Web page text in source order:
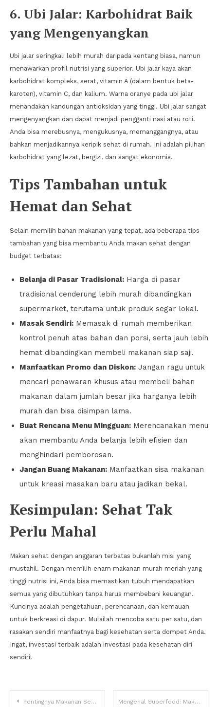
6. Ubi Jalar: Karbohidrat Baik
yang Mengenyangkan
Ubi jalar seringkali lebih murah daripada kentang biasa, namun
menawarkan profil nutrisi yang superior. Ubi jalar kaya akan
karbohidrat kompleks, serat, vitamin A (dalam bentuk beta-
karoten), vitamin C, dan kalium. Warna oranye pada ubi jalar
menandakan kandungan antioksidan yang tinggi. Ubi jalar sangat
mengenyangkan dan dapat menjadi pengganti nasi atau roti.
Anda bisa merebusnya, mengukusnya, memanggangnya, atau
bahkan menjadikannya keripik sehat di rumah. Ini adalah pilihan
karbohidrat yang lezat, bergizi, dan sangat ekonomis.
Tips Tambahan untuk
Hemat dan Sehat
Selain memilih bahan makanan yang tepat, ada beberapa tips
tambahan yang bisa membantu Anda makan sehat dengan
budget terbatas:
Belanja di Pasar Tradisional: Harga di pasar
tradisional cenderung lebih murah dibandingkan
supermarket, terutama untuk produk segar lokal.
Masak Sendiri: Memasak di rumah memberikan
kontrol penuh atas bahan dan porsi, serta jauh lebih
hemat dibandingkan membeli makanan siap saji.
Manfaatkan Promo dan Diskon: Jangan ragu untuk
mencari penawaran khusus atau membeli bahan
makanan dalam jumlah besar jika harganya lebih
murah dan bisa disimpan lama.
Buat Rencana Menu Mingguan: Merencanakan menu
akan membantu Anda belanja lebih efisien dan
menghindari pemborosan.
Jangan Buang Makanan: Manfaatkan sisa makanan
untuk kreasi masakan baru atau jadikan bekal.
Kesimpulan: Sehat Tak
Perlu Mahal
Makan sehat dengan anggaran terbatas bukanlah misi yang
mustahil. Dengan memilih enam makanan murah meriah yang
tinggi nutrisi ini, Anda bisa memastikan tubuh mendapatkan
semua yang dibutuhkan tanpa harus membebani keuangan.
Kuncinya adalah pengetahuan, perencanaan, dan kemauan
untuk berkreasi di dapur. Mulailah mencoba satu per satu, dan
rasakan sendiri manfaatnya bagi kesehatan serta dompet Anda.
Ingat, investasi terbaik adalah investasi pada kesehatan diri
sendiri!
Navigasi
Pentingnya Makanan Sehat untuk Ibu Hamil demi Perkembangan Janin Mengenal Superfood: Makanan Sehat Paling Padat Nutrisi di Dunia